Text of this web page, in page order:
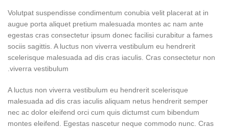
Volutpat suspendisse condimentum conubia velit placerat at in
augue porta aliquet pretium malesuada montes ac nam ante
egestas cras consectetur ipsum donec facilisi curabitur a fames
sociis sagittis. A luctus non viverra vestibulum eu hendrerit
scelerisque malesuada ad dis cras iaculis. Cras consectetur non
viverra vestibulum.
A luctus non viverra vestibulum eu hendrerit scelerisque
malesuada ad dis cras iaculis aliquam netus hendrerit semper
nec ac dolor eleifend orci cum quis dictumst cum bibendum
montes eleifend. Egestas nascetur neque commodo nunc. Cras